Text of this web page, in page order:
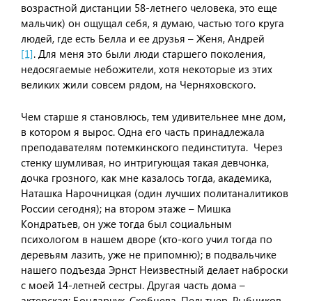
возрастной дистанции 58-летнего человека, это еще
мальчик) он ощущал себя, я думаю, частью того круга
людей, где есть Белла и ее друзья – Женя, Андрей
[1]. Для меня это были люди старшего поколения,
недосягаемые небожители, хотя некоторые из этих
великих жили совсем рядом, на Черняховского.
Чем старше я становлюсь, тем удивительнее мне дом,
в котором я вырос. Одна его часть принадлежала
преподавателям потемкинского пединститута. Через
стенку шумливая, но интригующая такая девчонка,
дочка грозного, как мне казалось тогда, академика,
Наташка Нарочницкая (один лучших политаналитиков
России сегодня); на втором этаже – Мишка
Кондратьев, он уже тогда был социальным
психологом в нашем дворе (кто-кого учил тогда по
деревьям лазить, уже не припомню); в подвальчике
нашего подъезда Эрнст Неизвестный делает наброски
с моей 14-летней сестры. Другая часть дома –